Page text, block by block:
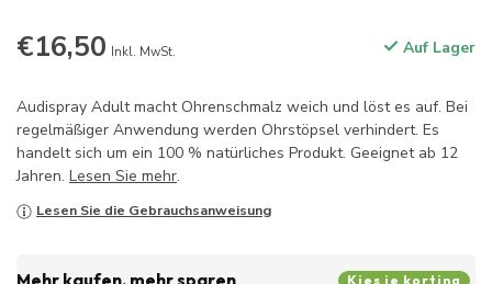
€16,50 Inkl. MwSt. Auf Lager
Audispray Adult macht Ohrenschmalz weich und löst es auf. Bei
regelmäßiger Anwendung werden Ohrstöpsel verhindert. Es
handelt sich um ein 100 % natürliches Produkt. Geeignet ab 12
Jahren. Lesen Sie mehr.
Lesen Sie die Gebrauchsanweisung
Kies je korting